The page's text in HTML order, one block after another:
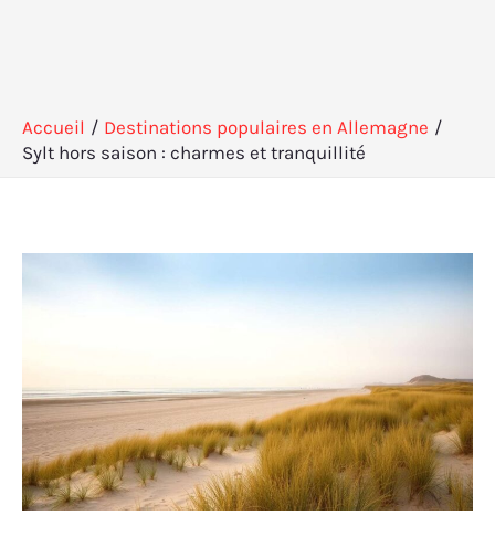
Accueil
Destinations populaires en Allemagne
Sylt hors saison : charmes et tranquillité